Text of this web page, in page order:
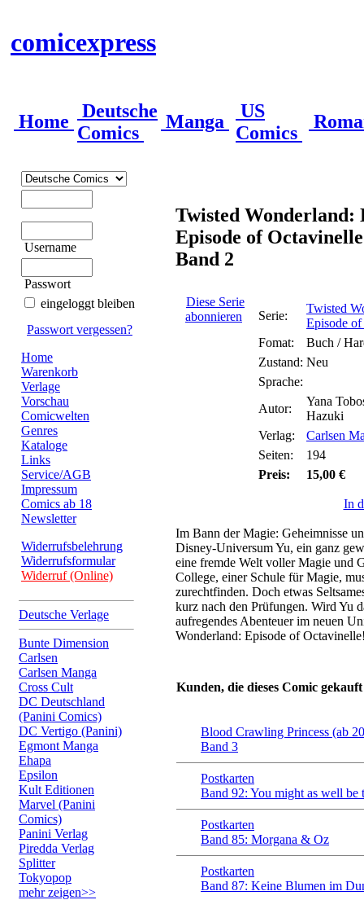
comicexpress
Home
Deutsche
Comics
Manga
US
Comics
Username
Passwort
eingeloggt bleiben
Passwort vergessen?
Home
Warenkorb
Verlage
Vorschau
Comicwelten
Genres
Kataloge
Links
Service/AGB
Impressum
Comics ab 18
Newsletter
Widerrufsbelehrung
Widerrufsformular
Widerruf (Online)
Deutsche Verlage
Bunte Dimension
Carlsen
Carlsen Manga
Cross Cult
DC Deutschland
(Panini Comics)
DC Vertigo (Panini)
Egmont Manga
Ehapa
Epsilon
Kult Editionen
Marvel (Panini
Comics)
Panini Verlag
Piredda Verlag
Splitter
Tokyopop
mehr zeigen>>
Twisted Wonderland:
Episode of
Band 2
Diese Serie
abonnieren
Serie:
Twisted
Episode
Fomat:
Buch /
Zustand: Neu
Sprache:
Autor:
Yana
Hazuki
Verlag:
Carlsen
Seiten:
194
Preis:
15,00 €
In
Im Bann der Magie: Geheimnisse
Disney-Universum Yu, ein ganz
eine fremde Welt voller Magie und
College, einer Schule für Magie,
zurechtfinden. Doch etwas
kurz nach den Prüfungen. Wird Yu
aufregendes Abenteuer im neuen
Wonderland: Episode of
Kunden, die dieses Comic
Blood Crawling Princess (ab
Band 3
Postkarten
Band 92: You might as well be
Postkarten
Band 85: Morgana & Oz
Postkarten
Band 87: Keine Blumen im